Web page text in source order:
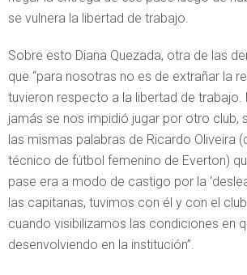
se vulnera la libertad de trabajo.
Sobre esto Diana Quezada, otra de las
que “para nosotras no es de extrañar la
tuvieron respecto a la libertad de trabajo.
jamás se nos impidió jugar por otro club,
las mismas palabras de Ricardo Oliveira
técnico de fútbol femenino de Everton)
pase era a modo de castigo por la
las capitanas, tuvimos con él y con el
cuando visibilizamos las condiciones en
desenvolviendo en la institución”.